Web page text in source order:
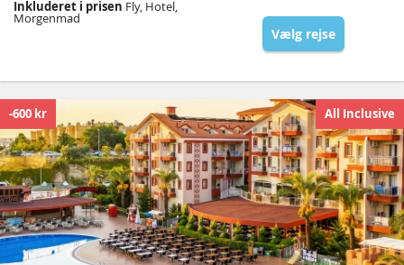
Inkluderet i prisen Fly, Hotel,
Morgenmad
Vælg rejse
-600 kr All Inclusive